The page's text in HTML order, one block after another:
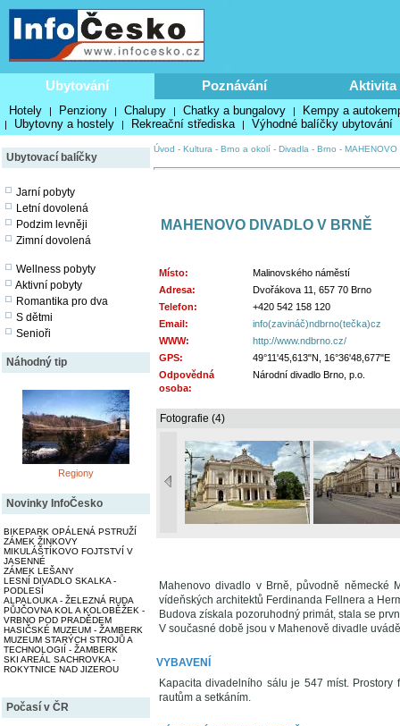
Ubytování Poznávání Aktivita
Hotely | Penziony | Chalupy | Chatky a bungalovy | Kempy a
| Ubytovny a hostely | Rekreační střediska | Výhodné balíčky ubytování
Ubytovací balíčky
Jarní pobyty
Letní dovolená
Podzim levněji
Zimní dovolená
Wellness pobyty
Aktivní pobyty
Romantika pro dva
S dětmi
Senioři
Náhodný tip
Regiony
Novinky InfoČesko
BIKEPARK OPÁLENÁ PSTRUŽÍ
ZÁMEK ŽINKOVY
MIKULÁŠTÍKOVO FOJTSTVÍ V
JASENNÉ
ZÁMEK LEŠANY
LESNÍ DIVADLO SKALKA -
PODLESÍ
ALPALOUKA - ŽELEZNÁ RUDA
PŮJČOVNA KOL A KOLOBĚŽEK -
VRBNO POD PRADĚDEM
HASIČSKÉ MUZEUM - ŽAMBERK
MUZEUM STARÝCH STROJŮ A
TECHNOLOGIÍ - ŽAMBERK
SKI AREÁL SACHROVKA -
ROKYTNICE NAD JIZEROU
Počasí v ČR
Úvod - Kultura - Brno a okolí - Divadla - Brno - MAHENOVO
MAHENOVO DIVADLO V BRNĚ
Místo:
Malinovského náměstí
Adresa:
Dvořákova 11, 657 70 Brno
Telefon:
+420 542 158 120
Email:
info(zavináč)ndbrno(tečka)cz
WWW:
http://www.ndbrno.cz/
GPS:
49°11'45,613"N, 16°36'48,677"E
Odpovědná
osoba:
Národní divadlo Brno, p.o.
Fotografie (4)
Mahenovo divadlo v Brně, původně německé
vídeňských architektů Ferdinanda Fellnera a
Budova získala pozoruhodný primát, stala se
V současné době jsou v Mahenově divadle
VYBAVENÍ
Kapacita divadelního sálu je 547 míst.
rautům a setkáním.